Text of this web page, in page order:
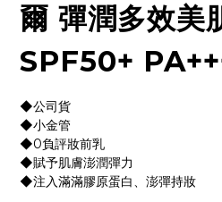
爾 彈潤多效美
SPF50+
◆公司貨
◆小金管
◆0負評妝前乳
◆賦予肌膚澎潤彈力
◆注入滿滿膠原蛋白、澎彈持妝